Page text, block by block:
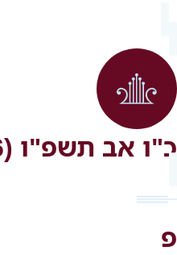
כ"ו אב תשפ"ו (09/08/2026)
פ